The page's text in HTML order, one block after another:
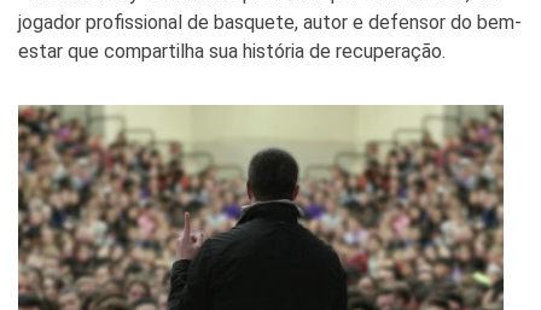
jogador profissional de basquete, autor e defensor do bem-
estar que compartilha sua história de recuperação.